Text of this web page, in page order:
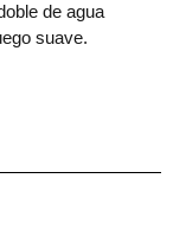
de agua
suave.